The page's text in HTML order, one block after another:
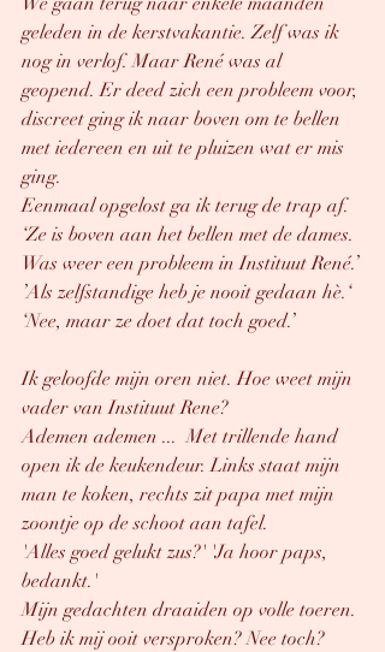
geleden in de kerstvakantie. Zelf was ik
nog in verlof. Maar René was al
geopend. Er deed zich een probleem voor,
discreet ging ik naar boven om te bellen
met iedereen en uit te pluizen wat er mis
ging.
Eenmaal opgelost ga ik terug de trap af.
‘Ze is boven aan het bellen met de dames.
Was weer een probleem in Instituut René.’
’Als zelfstandige heb je nooit gedaan hè.‘
‘Nee, maar ze doet dat toch goed.’
Ik geloofde mijn oren niet. Hoe weet mijn
vader van Instituut Rene?
Ademen ademen ...  Met trillende hand
open ik de keukendeur. Links staat mijn
man te koken, rechts zit papa met mijn
zoontje op de schoot aan tafel.
'Alles goed gelukt zus?' 'Ja hoor paps,
bedankt.'
Mijn gedachten draaiden op volle toeren.
Heb ik mij ooit versproken? Nee toch?